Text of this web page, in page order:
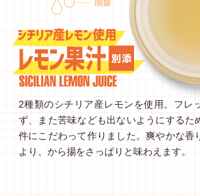
2種類のシチリア産レモンを使用。フレ
ず、また苦味なども出ないようにするた
件にこだわって作りました。爽やかな香
より、から揚をさっぱりと味わえます。